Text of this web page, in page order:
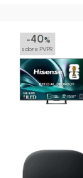
-40 %
sobre PVPR